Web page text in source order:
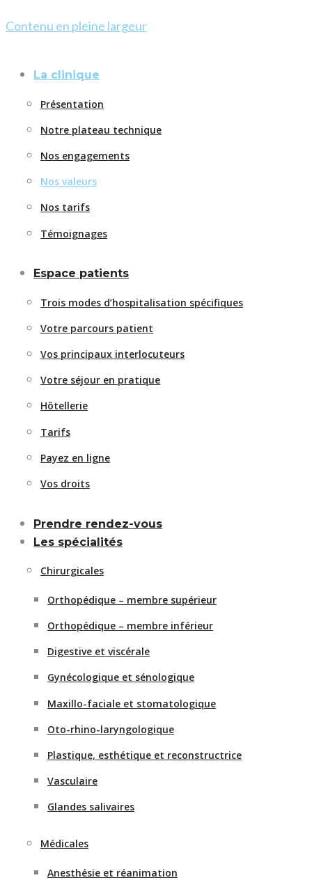
Contenu en pleine largeur
La clinique
Présentation
Notre plateau technique
Nos engagements
Nos valeurs
Nos tarifs
Témoignages
Espace patients
Trois modes d’hospitalisation spécifiques
Votre parcours patient
Vos principaux interlocuteurs
Votre séjour en pratique
Hôtellerie
Tarifs
Payez en ligne
Vos droits
Prendre rendez-vous
Les spécialités
Chirurgicales
Orthopédique – membre supérieur
Orthopédique – membre inférieur
Digestive et viscérale
Gynécologique et sénologique
Maxillo-faciale et stomatologique
Oto-rhino-laryngologique
Plastique, esthétique et reconstructrice
Vasculaire
Glandes salivaires
Médicales
Anesthésie et réanimation